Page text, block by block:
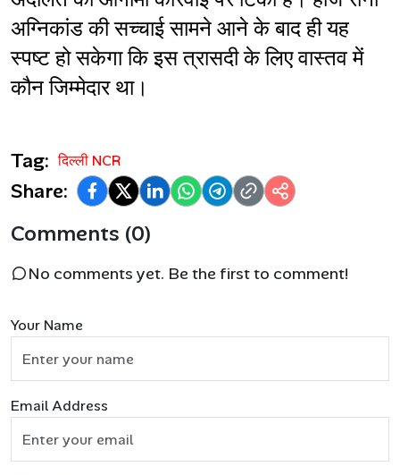
अग्निकांड की सच्चाई सामने आने के बाद ही यह
स्पष्ट हो सकेगा कि इस त्रासदी के लिए वास्तव में
कौन जिम्मेदार था।
Tag: दिल्ली NCR
Share:
Comments (0)
No comments yet. Be the first to comment!
Your Name
Email Address